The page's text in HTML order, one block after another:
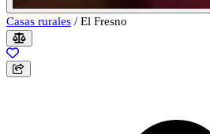
Casas rurales / El Fresno